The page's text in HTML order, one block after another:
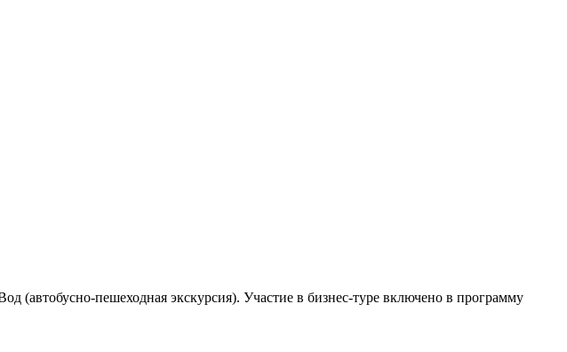
(автобусно-пешеходная экскурсия). Участие в бизнес-туре включено в программу